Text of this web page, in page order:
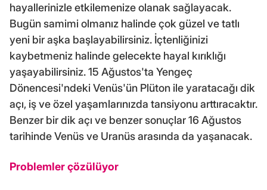
hayallerinizle etkilemenize olanak sağlayacak.
Bugün samimi olmanız halinde çok güzel ve tatlı
yeni bir aşka başlayabilirsiniz. İçtenliğinizi
kaybetmeniz halinde gelecekte hayal kırıklığı
yaşayabilirsiniz. 15 Ağustos'ta Yengeç
Dönencesi'ndeki Venüs'ün Plüton ile yaratacağı dik
açı, iş ve özel yaşamlarınızda tansiyonu arttıracaktır.
Benzer bir dik açı ve benzer sonuçlar 16 Ağustos
tarihinde Venüs ve Uranüs arasında da yaşanacak.
Problemler çözülüyor